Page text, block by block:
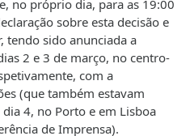
no próprio dia, para as 19:00
sobre esta decisão e
tendo sido anunciada a
2 e 3 de março, no centro-
com a
(que também estavam
4, no Porto e em Lisboa
de Imprensa).